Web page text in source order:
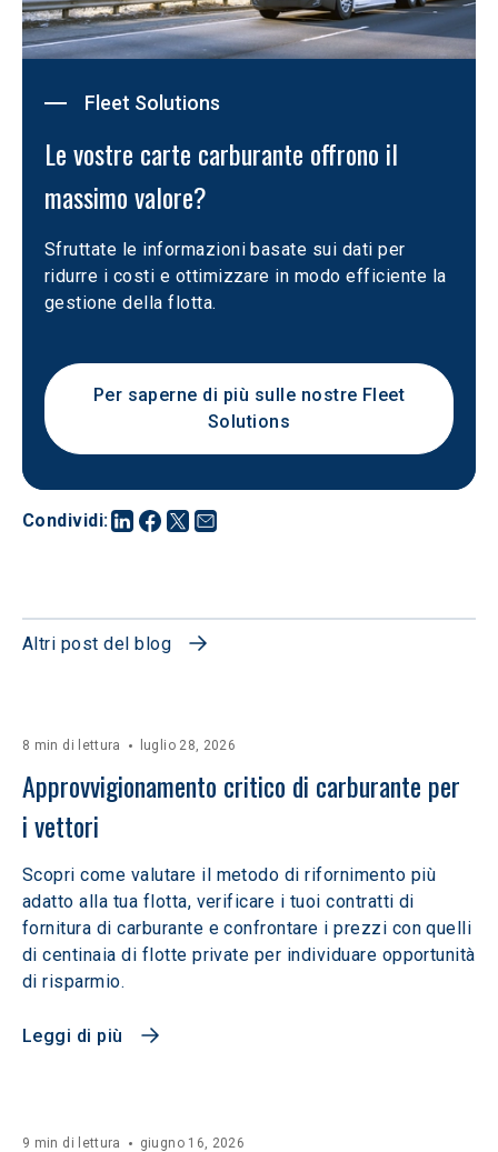
Condividi:
Fleet Solutions
Le vostre carte carburante offrono il
massimo valore?
Sfruttate le informazioni basate sui dati per
ridurre i costi e ottimizzare in modo efficiente la
gestione della flotta.
Per saperne di più sulle nostre Fleet
Solutions
Altri post del blog
8 min di lettura luglio 28, 2026
Approvvigionamento critico di carburante per
i vettori
Scopri come valutare il metodo di rifornimento più
adatto alla tua flotta, verificare i tuoi contratti di
fornitura di carburante e confrontare i prezzi con quelli
di centinaia di flotte private per individuare opportunità
di risparmio.
Leggi di più
9 min di lettura giugno 16, 2026